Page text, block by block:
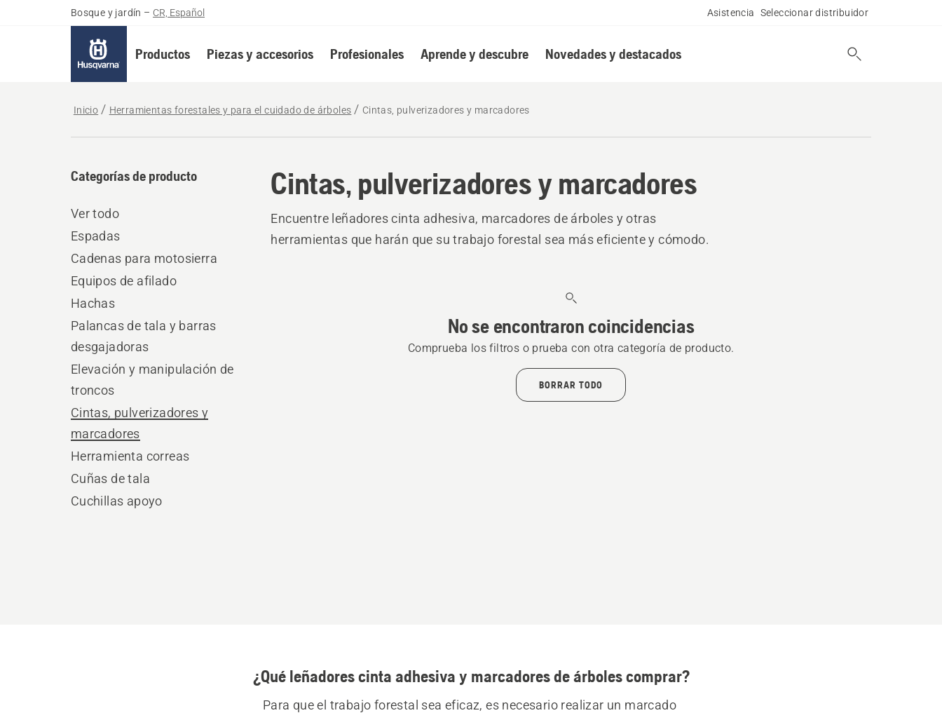
Bosque y jardín – CR, Español Asistencia Seleccionar distribuidor
Productos Piezas y accesorios Profesionales Aprende y descubre Novedades y destacados
Inicio Herramientas forestales y para el cuidado de árboles Cintas, pulverizadores y marcadores
Cintas, pulverizadores y marcadores
Categorías de producto
Ver todo
Espadas
Cadenas para motosierra
Equipos de afilado
Hachas
Palancas de tala y barras
desgajadoras
Elevación y manipulación de
troncos
Cintas, pulverizadores y
marcadores
Herramienta correas
Cuñas de tala
Cuchillas apoyo
Encuentre leñadores cinta adhesiva, marcadores de árboles y otras
herramientas que harán que su trabajo forestal sea más eficiente y cómodo.
No se encontraron coincidencias
Comprueba los filtros o prueba con otra categoría de producto.
BORRAR TODO
¿Qué leñadores cinta adhesiva y marcadores de árboles comprar?
Para que el trabajo forestal sea eficaz, es necesario realizar un marcado